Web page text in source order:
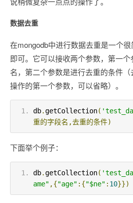
数据去重
在mongodb中进行数据去重是一个
即可。它可以接收两个参数，第一
名，第二个参数是进行去重的条件
操作的第一个参数，可以省略）。
db.getCollection(
重的字段名,去重的条件)
下面举个例子：
db.getCollection(
ame" ,{"age" :{"$ne" : 10}})